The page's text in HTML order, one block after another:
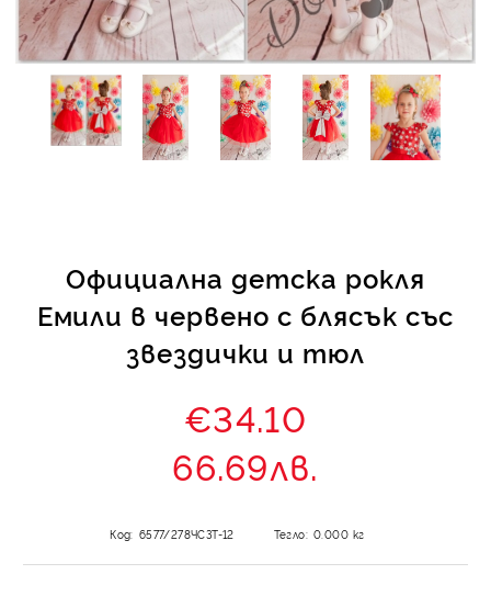
Официална детска рокля
Емили в червено с блясък със
звездички и тюл
€34.10
66.69лв.
Код: 6577/278ЧСЗТ-12 Тегло: 0.000 кг